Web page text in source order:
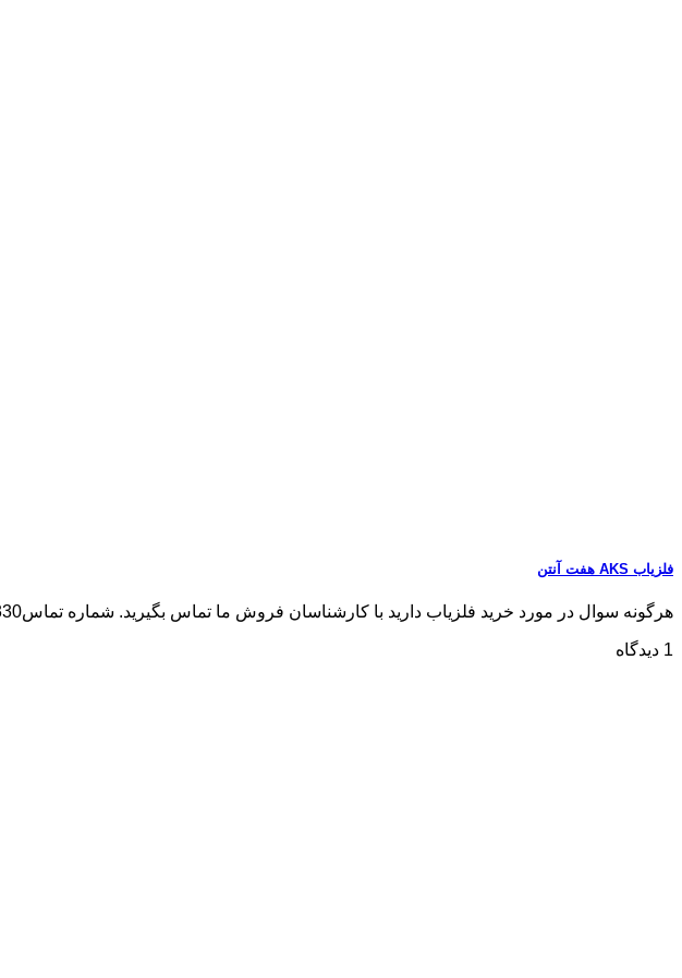
فلزیاب AKS هفت آنتن
هرگونه سوال در مورد خرید فلزیاب دارید با کارشناسان فروش ما تماس بگیرید. شماره تماس09102191330
1 دیدگاه